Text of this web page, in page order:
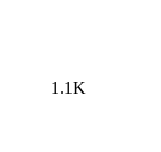
1.1K